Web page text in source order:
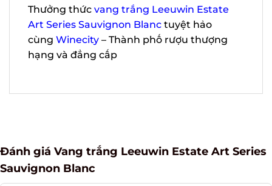
Thưởng thức vang trắng Leeuwin Estate
Art Series Sauvignon Blanc tuyệt hảo
cùng Winecity – Thành phố rượu thượng
hạng và đẳng cấp
Đánh giá Vang trắng Leeuwin Estate Art
Series Sauvignon Blanc